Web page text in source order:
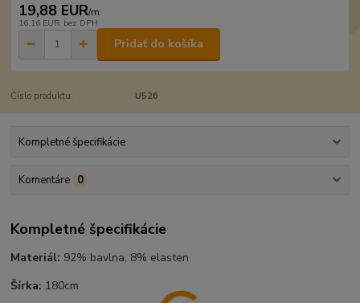
19,88 EUR/m
16,16 EUR bez DPH
Pridať do košíka
Číslo produktu: U526
Kompletné špecifikácie
Komentáre 0
Kompletné špecifikácie
Materiál: 92% bavlna, 8% elasten
Šírka: 180cm